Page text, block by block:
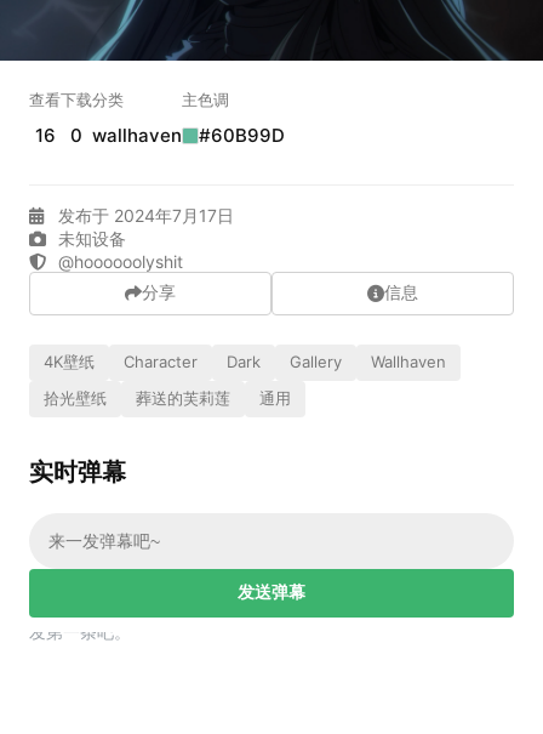
查看
16
下载
0
分类
wallhaven
主色调
#60B99D
发布于 2024年7月17日
未知设备
@hoooooolyshit
分享 信息
4K壁纸 Character Dark Gallery
Wallhaven
拾光壁纸
葬送的芙莉莲 通用
实时弹幕
发送弹幕
，发第一条吧。
实时弹幕
弹幕会在下方多行滚动展示；匿名发送有数量和频率限制。
加载弹幕...
正在生成支付二维码...